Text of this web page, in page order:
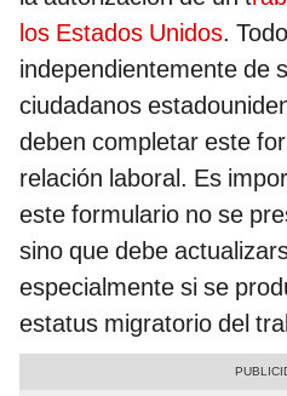
los Estados Unidos.
independientemente de
ciudadanos
deben completar este
relación laboral. Es
este formulario no se
sino que debe
especialmente si se
estatus migratorio del